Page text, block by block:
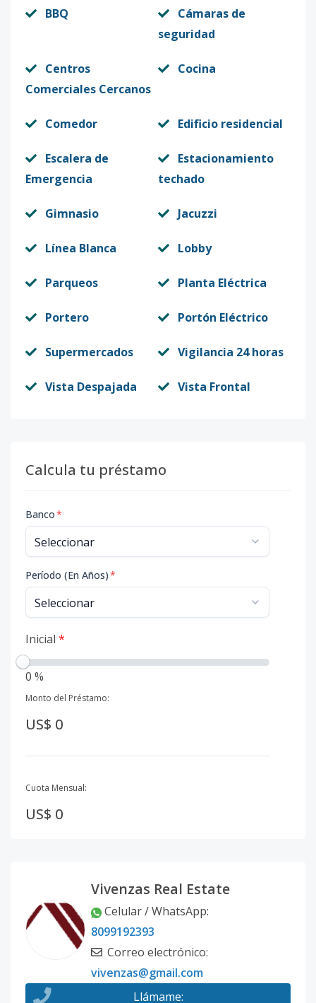
BBQ
Cámaras de
seguridad
Centros
Comerciales Cercanos
Cocina
Comedor Edificio residencial
Escalera de
Emergencia
Estacionamiento
techado
Gimnasio Jacuzzi
Línea Blanca Lobby
Parqueos Planta Eléctrica
Portero Portón Eléctrico
Supermercados Vigilancia 24 horas
Vista Despajada Vista Frontal
Calcula tu préstamo
Banco*
Período (En Años)*
Inicial *
0 %
Monto del Préstamo:
US$ 0
Cuota Mensual:
US$ 0
Vivenzas Real Estate
Celular / WhatsApp:
8099192393
Correo electrónico:
vivenzas@gmail.com
Llámame: